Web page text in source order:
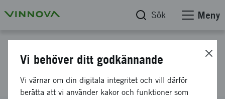
Sök Meny
SIGYN II förstudie
Vi behöver ditt godkännande
Vi värnar om din digitala integritet och vill därför
berätta att vi använder kakor och funktioner som